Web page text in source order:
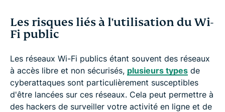
Les risques liés à l'utilisation du Wi-
Fi public
Les réseaux Wi-Fi publics étant souvent des réseaux
à accès libre et non sécurisés, plusieurs types de
cyberattaques sont particulièrement susceptibles
d'être lancées sur ces réseaux. Cela peut permettre à
des hackers de surveiller votre activité en ligne et de